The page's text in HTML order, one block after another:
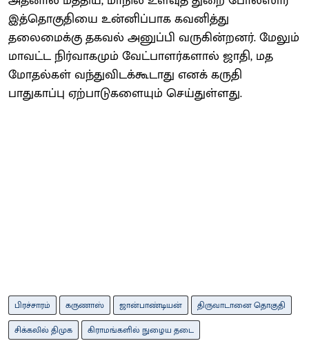
இத்தொகுதியை உன்னிப்பாக கவனித்து
தலைமைக்கு தகவல் அனுப்பி வருகின்றனர். மேலும்
மாவட்ட நிர்வாகமும் வேட்பாளர்களால் ஜாதி, மத
மோதல்கள் வந்துவிடக்கூடாது எனக் கருதி
பாதுகாப்பு ஏற்பாடுகளையும் செய்துள்ளது.
பிரச்சாரம் கருணாஸ் ஜான்பாண்டியன்
திருவாடானை தொகுதி
சிக்கலில் திமுக
கிராமங்களில் நுழைய தடை